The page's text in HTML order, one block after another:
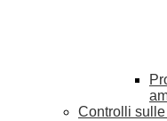
Controlli